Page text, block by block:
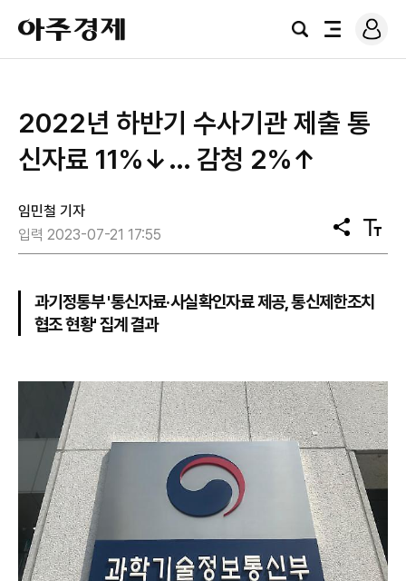
아
주
경
검
전
로
그
2022년 하반기 수사기관 제출 통
신자료 11%↓… 감청 2%↑
임민철 기자
입력 2023-07-21 17:55
공
유
텍
스
기
과기정통부 '통신자료·사실확인자료 제공, 통신제한조치
협조 현황' 집계 결과